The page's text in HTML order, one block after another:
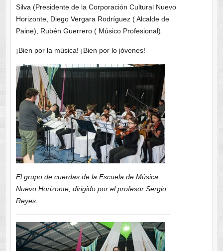
Silva (Presidente de la Corporación Cultural Nuevo
Horizonte, Diego Vergara Rodríguez ( Alcalde de
Paine), Rubén Guerrero ( Músico Profesional).
¡Bien por la música! ¡Bien por lo jóvenes!
El grupo de cuerdas de la Escuela de Música
Nuevo Horizonte, dirigido por el profesor Sergio
Reyes.